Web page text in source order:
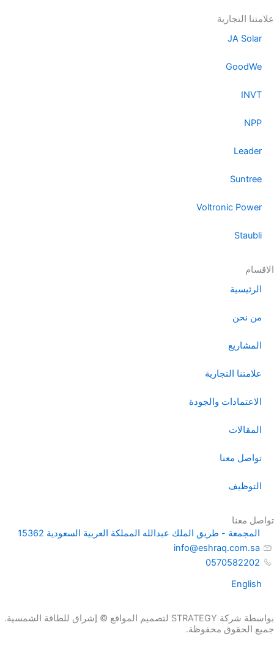
t
r
علامتنا التجارية
JA Solar
GoodWe
INVT
NPP
Leader
Suntree
Voltronic Power
Staubli
الاقسام
الرئيسية
من نحن
المشاريع
علامتنا التجارية
الاعتمادات والجودة
المقالات
تواصل معنا
التوظيف
تواصل معنا
المجمعة - طريق الملك عبدالله المملكة العربية السعودية 15362
info@eshraq.com.sa
0570582202
English
بواسطة شركة STRATEGY لتصميم المواقع © إشراق للطاقة الشمسية.
جميع الحقوق محفوظة.